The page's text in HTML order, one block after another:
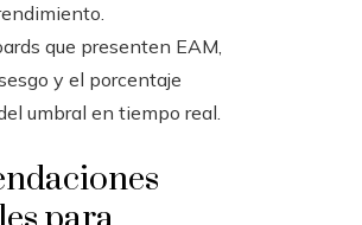
que presenten EAM,
y el porcentaje
umbral en tiempo real.